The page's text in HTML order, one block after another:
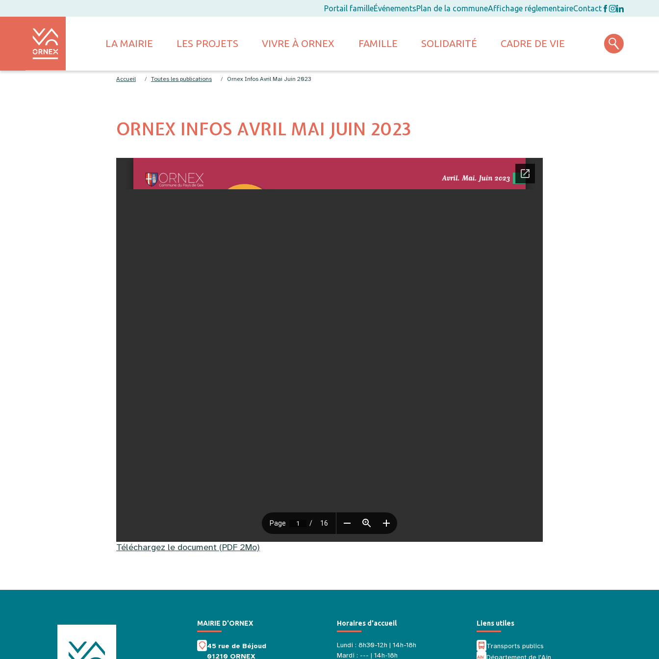
Portail familleÉvénementsPlan de la communeAffichage réglementaireContact
LA MAIRIE LES PROJETS VIVRE À ORNEX FAMILLE SOLIDARITÉ CADRE DE VIE
Accueil Toutes les publications Ornex Infos Avril Mai Juin 2023
ORNEX INFOS AVRIL MAI JUIN 2023
Téléchargez le document (PDF 2Mo)
MAIRIE D'ORNEX
45 rue de Béjoud
01210 ORNEX
Horaires d'accueil
Lundi : 8h30-12h | 14h-18h
Mardi : --- | 14h-18h
Liens utiles
Transports publics
Département de l'Ain